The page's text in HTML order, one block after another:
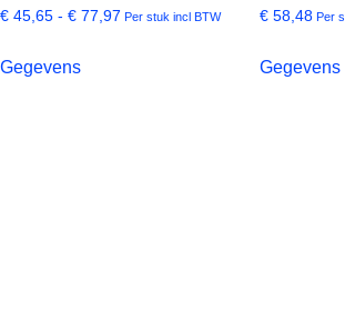
€ 45,65 - € 77,97 Per stuk incl BTW
Gegevens
€ 58,48 Per
Gegevens